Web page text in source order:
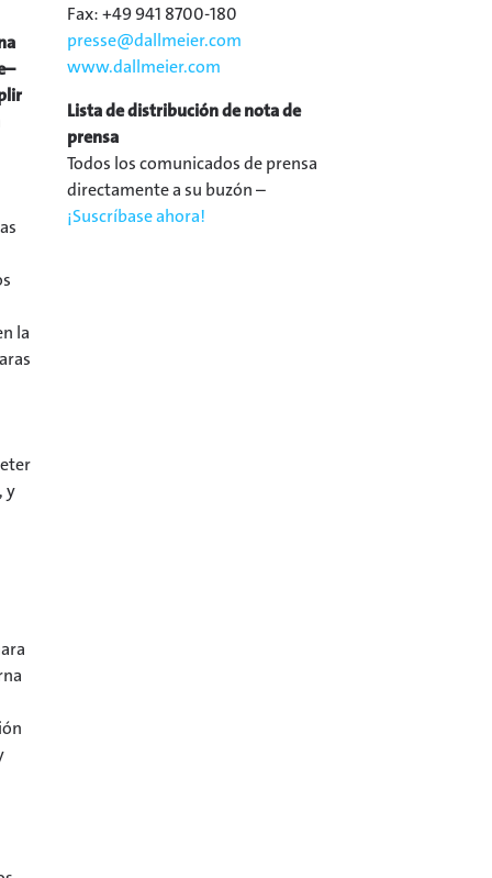
la
y
Fax: +49 941 8700-180
presse@dallmeier.com
www.dallmeier.com
Lista de distribución de nota de
prensa
Todos los comunicados de prensa
directamente a su buzón –
¡Suscríbase ahora!